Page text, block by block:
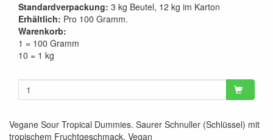
Standardverpackung: 3 kg Beutel, 12 kg im Karton
Erhältlich: Pro 100 Gramm.
Warenkorb:
1 = 100 Gramm
10 = 1 kg
Vegane Sour Tropical Dummies. Saurer Schnuller (Schlüssel) mit
tropischem Fruchtgeschmack. Vegan